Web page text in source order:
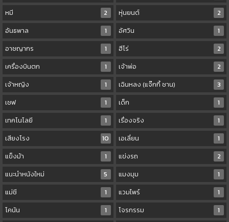
หมี
2 หุ่นยนต์
2
อันธพาล
1 อัศวิน
1
อาชญากร
1 ฮีโร่
2
เครื่องบินตก
1 เจ้าพ่อ
2
เจ้าหญิง
1 เฉินหลง (แจ๊กกี้ ชาน)
3
เชฟ
1 เด็ก
1
เทคโนโลยี
1 เรื่องจริง
1
เสียงโรง
10 เอเลี่ยน
1
แข็งม้า
1 แข่งรถ
2
แนะนำหนังใหม่
5 แมงมุม
1
แม่ชี
1 แวมไพร์
1
โคนัน
1 โจรกรรม
1